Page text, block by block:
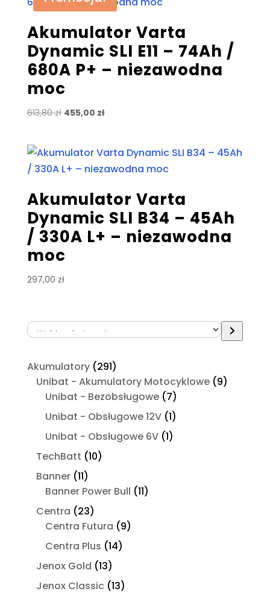
Akumulator Varta
Dynamic SLI E11 – 74Ah /
680A P+ – niezawodna
moc
613,80zł Pierwotna
613,80 zł.
455,00 złAktualna
455,00 zł.
Akumulator Varta
Dynamic SLI B34 – 45Ah
/ 330A L+ – niezawodna
moc
297,00 zł
Wybierz
Akumulatory 291291
produktów
Unibat - Akumulatory Motocyklowe 99
Unibat - Bezobsługowe 77
produktów
Unibat - Obsługowe 12V 11
produkt
Unibat - Obsługowe 6V 11
TechBatt 1010
Banner 1111
produktów
Banner Power Bull 1111
Centra 2323
produkty
Centra Futura 99
Centra Plus 1414
Jenox Gold 1313
produktów
Jenox Classic 1313